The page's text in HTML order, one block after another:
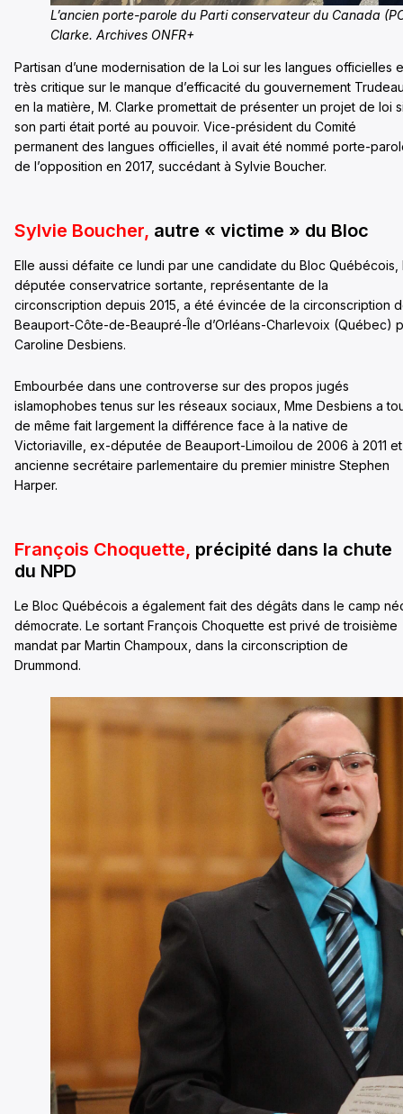
L’ancien porte-parole du Parti conservateur du Canada
Clarke. Archives ONFR+
Partisan d’une modernisation de la Loi sur les langues officielles
très critique sur le manque d’efficacité du gouvernement
en la matière, M. Clarke promettait de présenter un projet de loi
son parti était porté au pouvoir. Vice-président du Comité
permanent des langues officielles, il avait été nommé porte-
de l’opposition en 2017, succédant à Sylvie Boucher.
Sylvie Boucher, autre « victime » du Bloc
Elle aussi défaite ce lundi par une candidate du Bloc Québécois,
députée conservatrice sortante, représentante de la
circonscription depuis 2015, a été évincée de la circonscription
Beauport-Côte-de-Beaupré-Île d’Orléans-Charlevoix (Québec)
Caroline Desbiens.
Embourbée dans une controverse sur des propos jugés
islamophobes tenus sur les réseaux sociaux, Mme Desbiens a
de même fait largement la différence face à la native de
Victoriaville, ex-députée de Beauport-Limoilou de 2006 à 2011 et
ancienne secrétaire parlementaire du premier ministre Stephen
Harper.
François Choquette, précipité dans la chute
du NPD
Le Bloc Québécois a également fait des dégâts dans le camp
démocrate. Le sortant François Choquette est privé de troisième
mandat par Martin Champoux, dans la circonscription de
Drummond.